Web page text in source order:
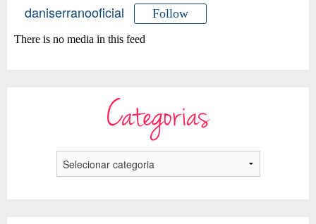
daniserranooficial Follow
There is no media in this feed
Categorias